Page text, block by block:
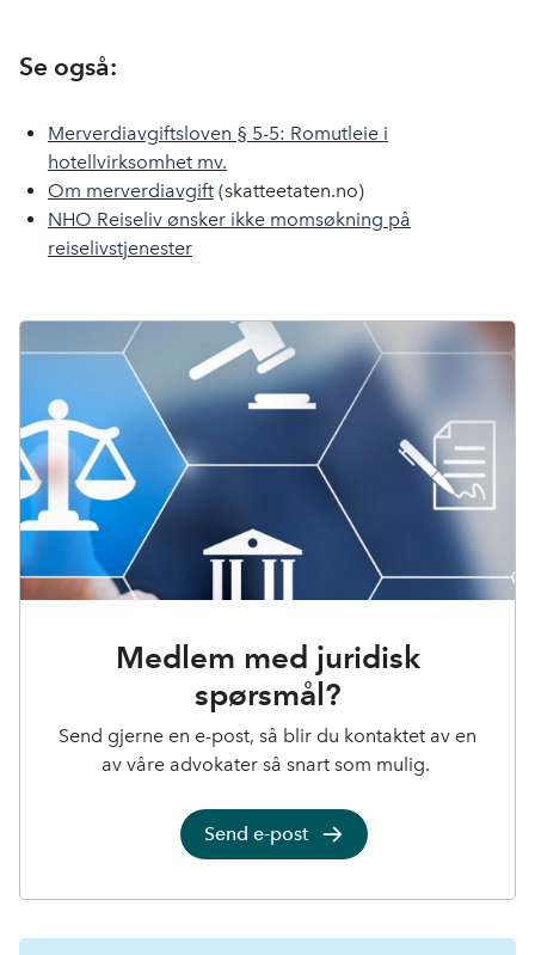
Se også:
Merverdiavgiftsloven § 5-5: Romutleie i
hotellvirksomhet mv.
Om merverdiavgift (skatteetaten.no)
NHO Reiseliv ønsker ikke momsøkning på
reiselivstjenester
Medlem med juridisk
spørsmål?
Send gjerne en e-post, så blir du kontaktet av en
av våre advokater så snart som mulig.
Send e-post